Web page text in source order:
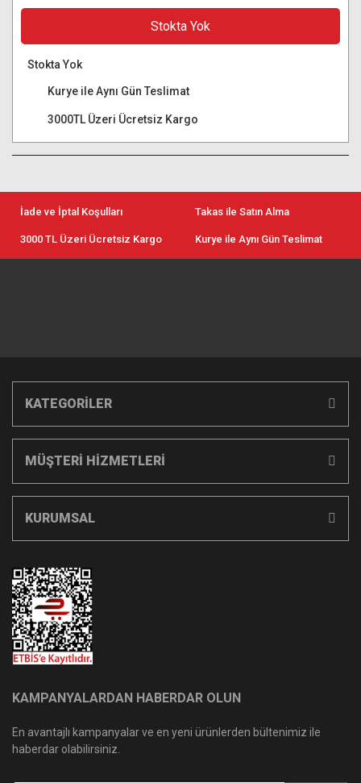
Stokta Yok
Stokta Yok
Kurye ile Aynı Gün Teslimat
3000TL Üzeri Ücretsiz Kargo
İade ve İptal Koşulları Takas ile Satın Alma
3000 TL Üzeri Ücretsiz Kargo Kurye ile Aynı Gün Teslimat
KATEGORİLER
MÜŞTERİ HİZMETLERİ
KURUMSAL
KAMPANYALARDAN HABERDAR OLUN
En avantajlı kampanyalar ve en yeni ürünlerden bültenimiz ile
haberdar olabilirsiniz.